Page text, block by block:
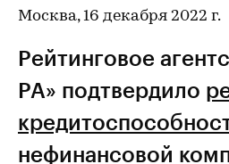
Москва, 16 декабря 2022 г.
Рейтинговое
РА» подтвердило
нефинансовой